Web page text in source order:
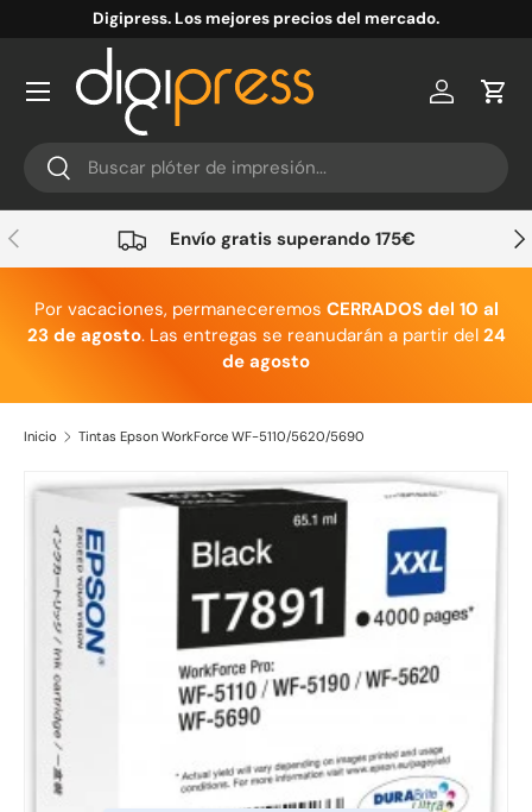
Ir al contenido
Digipress. Los mejores precios del mercado.
Buscar
Buscar
Cuenta
Anterior Envío gratis superando 175€
Por vacaciones, permaneceremos CERRADOS del 10 al
23 de agosto. Las entregas se reanudarán a partir del 24
de agosto
Inicio Tintas Epson WorkForce WF-5110/5620/5690
Ir directamente a la información del producto